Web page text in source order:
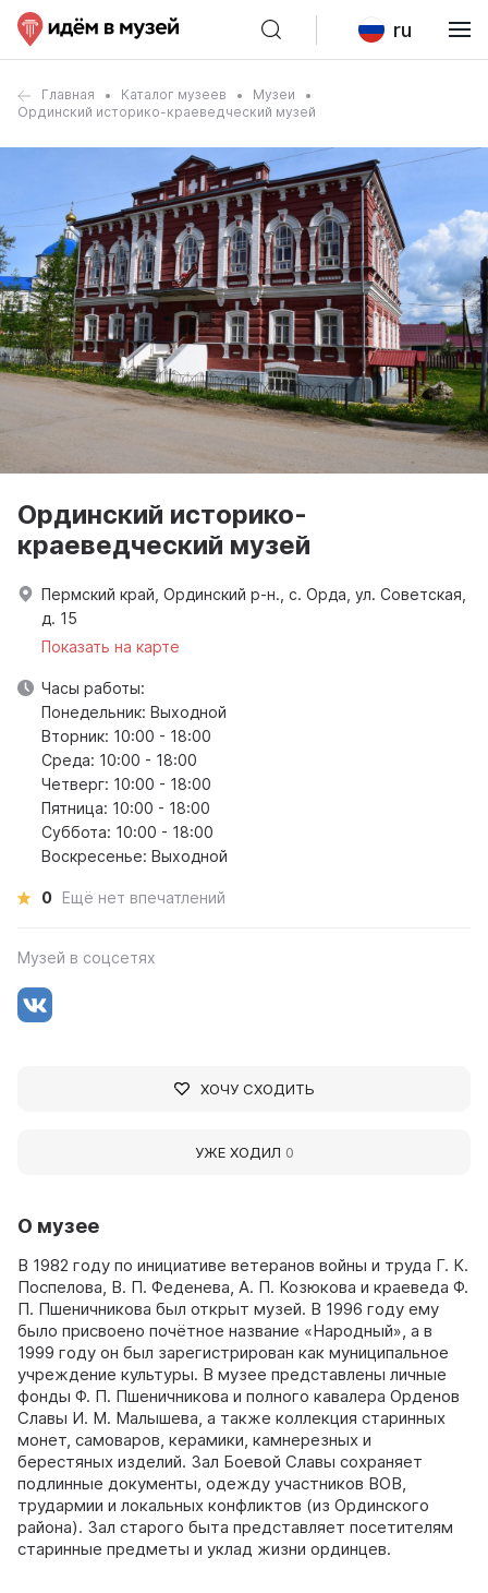
ru
Главная Каталог музеев
Музеи
Ординский историко-краеведческий музей
О музее
В 1982 году по инициативе ветеранов войны и труда Г. К.
Поспелова, В. П. Феденева, А. П. Козюкова и краеведа Ф.
П. Пшеничникова был открыт музей. В 1996 году ему
было присвоено почётное название «Народный», а в
1999 году он был зарегистрирован как муниципальное
учреждение культуры. В музее представлены личные
фонды Ф. П. Пшеничникова и полного кавалера Орденов
Славы И. М. Малышева, а также коллекция старинных
монет, самоваров, керамики, камнерезных и
берестяных изделий. Зал Боевой Славы сохраняет
подлинные документы, одежду участников ВОВ,
трудармии и локальных конфликтов (из Ординского
района). Зал старого быта представляет посетителям
старинные предметы и уклад жизни ординцев.
Ординский историко-
краеведческий музей
Пермский край, Ординский р-н., с. Орда, ул. Советская,
д. 15
Показать на карте
Часы работы:
Понедельник: Выходной
Вторник: 10:00 - 18:00
Среда: 10:00 - 18:00
Четверг: 10:00 - 18:00
Пятница: 10:00 - 18:00
Суббота: 10:00 - 18:00
Воскресенье: Выходной
0 Ещё нет впечатлений
Музей в соцсетях
ХОЧУ СХОДИТЬ
УЖЕ ХОДИЛ 0